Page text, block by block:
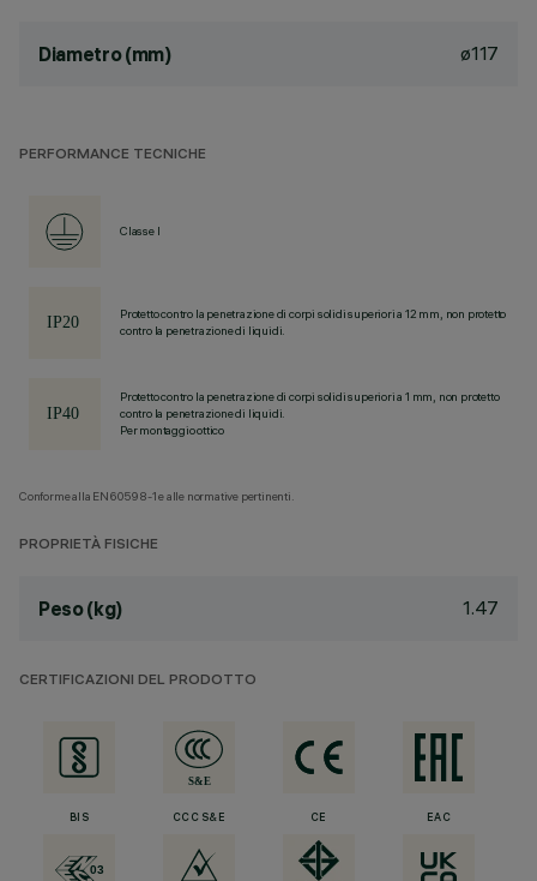
Diametro (mm) ø117
PERFORMANCE TECNICHE
Classe I
Protetto contro la penetrazione di corpi solidi superiori a 12 mm, non protetto
contro la penetrazione di liquidi.
Protetto contro la penetrazione di corpi solidi superiori a 1 mm, non protetto
contro la penetrazione di liquidi.
Per montaggio ottico
Conforme alla EN60598-1 e alle normative pertinenti.
PROPRIETÀ FISICHE
Peso (kg) 1.47
CERTIFICAZIONI DEL PRODOTTO
BIS CCC S&E CE EAC